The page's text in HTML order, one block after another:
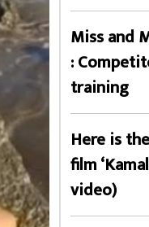
Miss and
:
training
Here is
film
video)